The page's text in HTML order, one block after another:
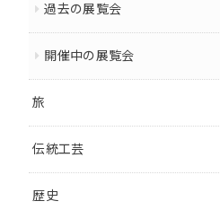
過去の展覧会
開催中の展覧会
旅
伝統工芸
歴史